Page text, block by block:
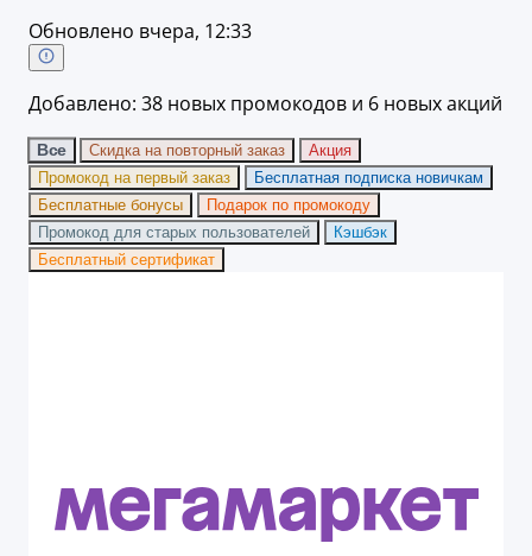
Обновлено вчера, 12:33
Добавлено: 38 новых промокодов и 6 новых акций
Все Скидка на повторный заказ
Акция
Промокод на первый заказ
Бесплатная подписка новичкам
Бесплатные бонусы
Подарок по промокоду
Промокод для старых пользователей
Кэшбэк
Бесплатный сертификат